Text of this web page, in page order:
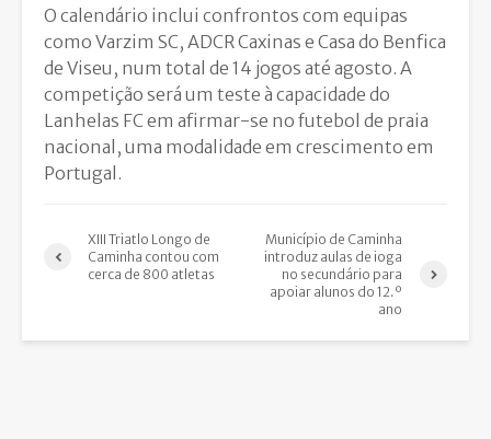
O calendário inclui confrontos com equipas
como Varzim SC, ADCR Caxinas e Casa do Benfica
de Viseu, num total de 14 jogos até agosto. A
competição será um teste à capacidade do
Lanhelas FC em afirmar-se no futebol de praia
nacional, uma modalidade em crescimento em
Portugal.
XIII Triatlo Longo de
Caminha contou com
cerca de 800 atletas
Município de Caminha
introduz aulas de ioga
no secundário para
apoiar alunos do 12.º
ano